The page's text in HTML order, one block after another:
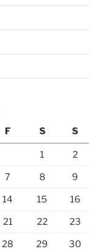
F S S
1 2
7 8 9
14 15 16
21 22 23
28 29 30